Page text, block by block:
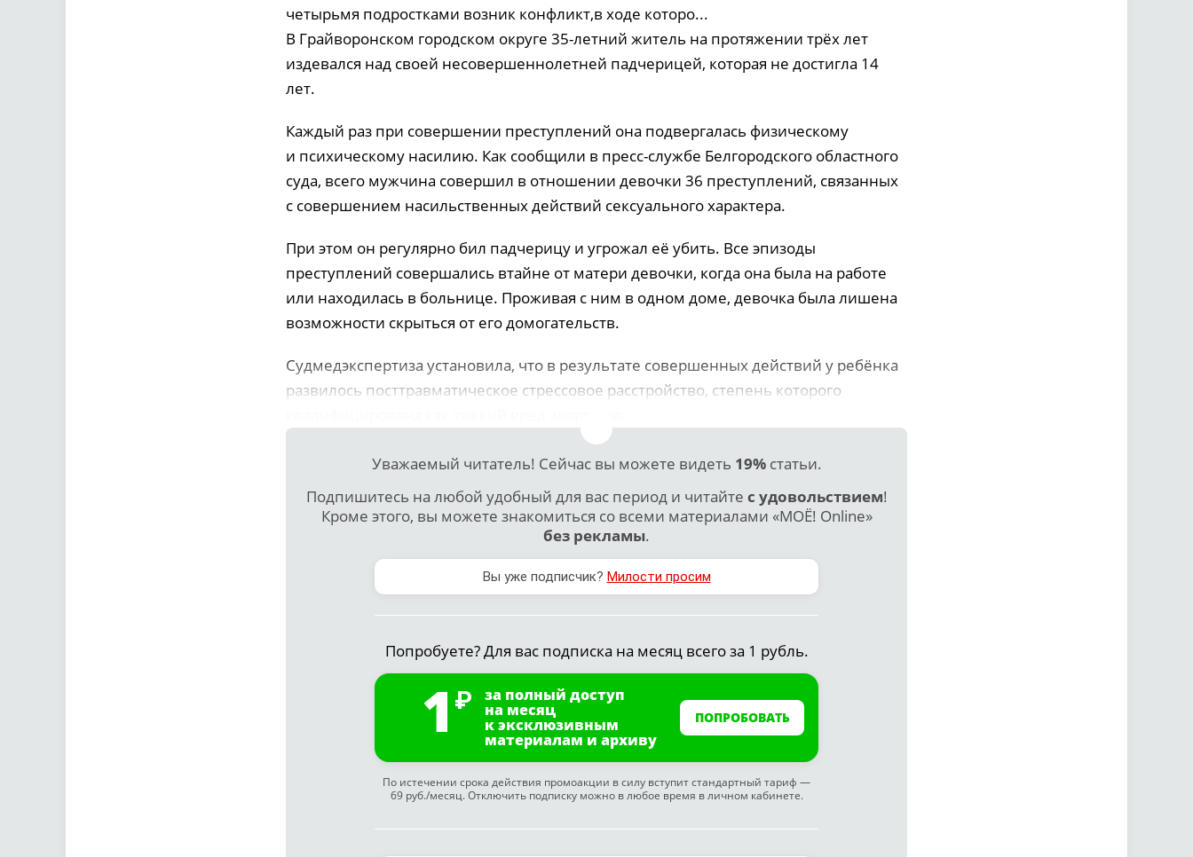
четырьмя подростками возник конфликт,в ходе которо...
В Грайворонском городском округе 35-летний житель на протяжении трёх лет
издевался над своей несовершеннолетней падчерицей, которая не достигла 14
лет.
Каждый раз при совершении преступлений она подвергалась физическому
и психическому насилию. Как сообщили в пресс-службе Белгородского областного
суда, всего мужчина совершил в отношении девочки 36 преступлений, связанных
с совершением насильственных действий сексуального характера.
При этом он регулярно бил падчерицу и угрожал её убить. Все эпизоды
преступлений совершались втайне от матери девочки, когда она была на работе
или находилась в больнице. Проживая с ним в одном доме, девочка была лишена
возможности скрыться от его домогательств.
Судмедэкспертиза установила, что в результате совершенных действий у ребёнка
развилось посттравматическое стрессовое расстройство, степень которого
Уважаемый читатель! Сейчас вы можете видеть 19%статьи.
Подпишитесь на любой удобный для вас период и читайте с удовольствием!
Кроме этого, вы можете знакомиться со всеми материалами «МОЁ! Online»
без рекламы.
Вы уже подписчик? Милости просим
Попробуете? Для вас подписка на месяц всего за 1 рубль.
1 за полный доступ
на месяц
к эксклюзивным
материалам и архиву
ПОПРОБОВАТЬ
По истечении срока действия промоакции в силу вступит стандартный тариф —
69 руб./месяц. Отключить подписку можно в любое время в личном кабинете.